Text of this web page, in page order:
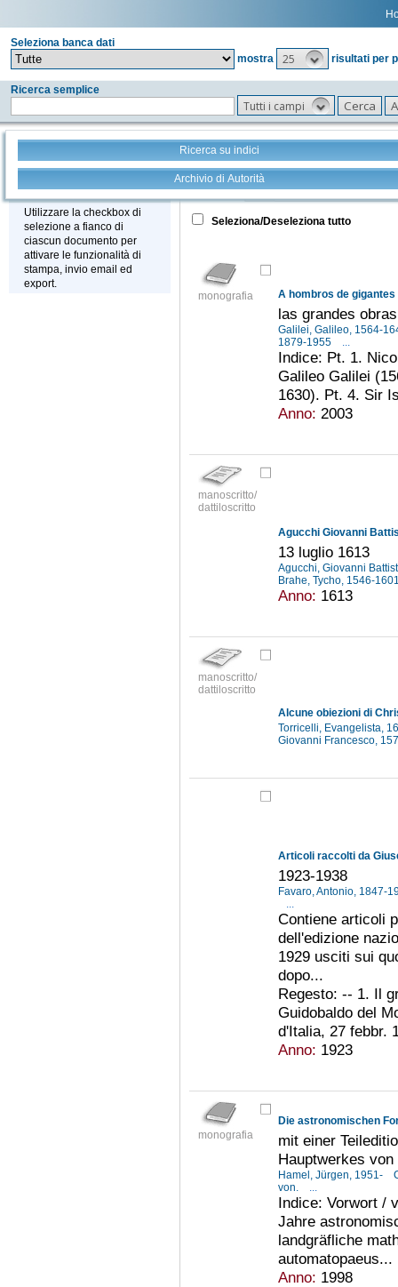
Seleziona banca dati
mostra
25 risultati per
Ricerca semplice
Tutti i campi
Ricerca su indici
Archivio di Autorità
Stampa - Email - Export
Utilizzare la checkbox di
selezione a fianco di
ciascun documento per
attivare le funzionalità di
stampa, invio email ed
export.
Tutto +
Seleziona/Deseleziona tutto
monografia A hombros de gigantes
las grandes
Galilei, Galileo, 1564-
1879-1955
...
Indice: Pt. 1.
Galileo Galilei
1630). Pt. 4. Sir
Anno: 2003
manoscritto/
dattiloscritto
Agucchi Giovanni
13 luglio 1613
Agucchi, Giovanni
Brahe, Tycho, 1546-
Anno: 1613
manoscritto/
dattiloscritto
Alcune obiezioni di
Torricelli, Evangelista,
Giovanni Francesco,
Articoli raccolti da
1923-1938
Favaro, Antonio, 1847-
Contiene articoli
dell'edizione
1929 usciti sui
dopo...
Regesto: -- 1. Il
Guidobaldo del
d'Italia, 27 febbr.
Anno: 1923
monografia
Die astronomischen
mit einer
Hauptwerkes
Hamel, Jürgen, 1951-
von.
Indice: Vorwort /
Jahre
landgräfliche
automatopaeus...
Anno: 1998